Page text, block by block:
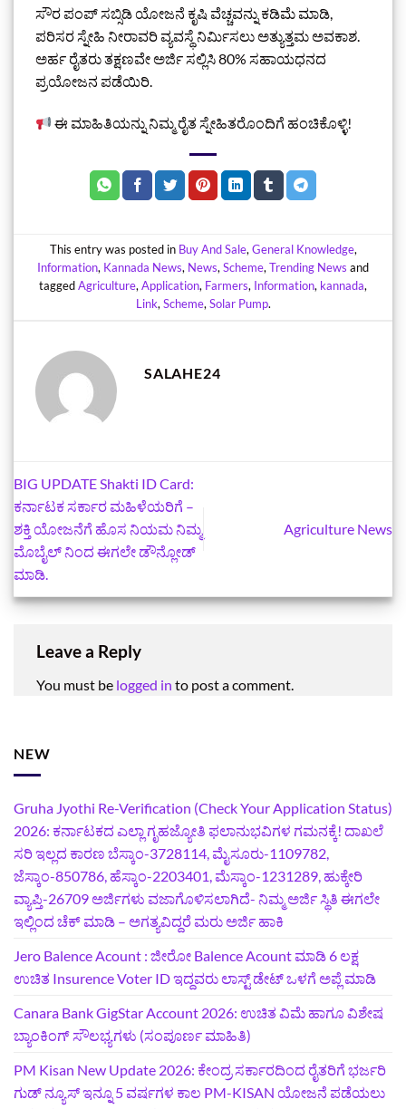
ಸೌರ ಪಂಪ್ ಸಬ್ಸಿಡಿ ಯೋಜನೆ ಕೃಷಿ ವೆಚ್ಚವನ್ನು ಕಡಿಮೆ ಮಾಡಿ,
ಪರಿಸರ ಸ್ನೇಹಿ ನೀರಾವರಿ ವ್ಯವಸ್ಥೆ ನಿರ್ಮಿಸಲು ಅತ್ಯುತ್ತಮ ಅವಕಾಶ.
ಅರ್ಹ ರೈತರು ತಕ್ಷಣವೇ ಅರ್ಜಿ ಸಲ್ಲಿಸಿ 80% ಸಹಾಯಧನದ
ಪ್ರಯೋಜನ ಪಡೆಯಿರಿ.
ಈ ಮಾಹಿತಿಯನ್ನು ನಿಮ್ಮ ರೈತ ಸ್ನೇಹಿತರೊಂದಿಗೆ ಹಂಚಿಕೊಳ್ಳಿ!
This entry was posted in Buy And Sale,General Knowledge,
Information, Kannada News, News,Scheme,Trending News and
taggedAgriculture,Application, Farmers, Information, kannada,
Link,Scheme,Solar Pump.
SALAHE24
BIG UPDATE Shakti ID Card:
ಕರ್ನಾಟಕ ಸರ್ಕಾರ ಮಹಿಳೆಯರಿಗೆ –
ಶಕ್ತಿ ಯೋಜನೆಗೆ ಹೊಸ ನಿಯಮ ನಿಮ್ಮ
ಮೊಬೈಲ್‌ ನಿಂದ ಈಗಲೇ ಡೌನ್ಲೋಡ್‌
ಮಾಡಿ.
Agriculture News
Leave a Reply
You must be logged in to post a comment.
NEW
Gruha Jyothi Re-Verification (Check Your Application Status)
2026: ಕರ್ನಾಟಕದ ಎಲ್ಲಾ ಗೃಹಜ್ಯೋತಿ ಫಲಾನುಭವಿಗಳ ಗಮನಕ್ಕೆ! ದಾಖಲೆ
ಸರಿ ಇಲ್ಲದ ಕಾರಣ ಬೆಸ್ಕಾಂ-3728114, ಮೈಸೂರು-1109782,
ಜೆಸ್ಕಾಂ-850786, ಹೆಸ್ಕಾಂ-2203401, ಮೆಸ್ಕಾಂ-1231289, ಹುಕ್ಕೇರಿ
ವ್ಯಾಪ್ತಿ-26709 ಅರ್ಜಿಗಳು ವಜಾಗೊಳಿಸಲಾಗಿದೆ- ನಿಮ್ಮ ಅರ್ಜಿ ಸ್ಥಿತಿ ಈಗಲೇ
ಇಲ್ಲಿಂದ ಚೆಕ್ ಮಾಡಿ – ಅಗತ್ಯವಿದ್ದರೆ ಮರು ಅರ್ಜಿ ಹಾಕಿ
Jero Balence Acount : ಜೀರೋ Balence Acount ಮಾಡಿ 6 ಲಕ್ಷ
ಉಚಿತ Insurence Voter ID ಇದ್ದವರು ಲಾಸ್ಟ್‌ ಡೇಟ್‌ ಒಳಗೆ ಅಪ್ಲೆ ಮಾಡಿ
Canara Bank GigStar Account 2026: ಉಚಿತ ವಿಮೆ ಹಾಗೂ ವಿಶೇಷ
ಬ್ಯಾಂಕಿಂಗ್ ಸೌಲಭ್ಯಗಳು (ಸಂಪೂರ್ಣ ಮಾಹಿತಿ)
PM Kisan New Update 2026: ಕೇಂದ್ರ ಸರ್ಕಾರದಿಂದ ರೈತರಿಗೆ ಭರ್ಜರಿ
ಗುಡ್‌ ನ್ಯೂಸ್ ಇನ್ನೂ 5 ವರ್ಷಗಳ ಕಾಲ PM-KISAN ಯೋಜನೆ ಪಡೆಯಲು